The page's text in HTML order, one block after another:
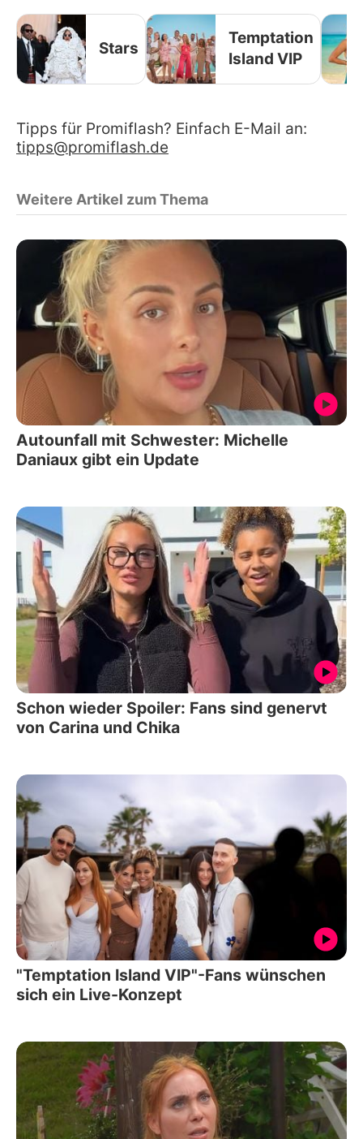
Stars
Temptation
Island VIP
Tipps für Promiflash? Einfach E-Mail an:
tipps@promiflash.de
Weitere Artikel zum Thema
Autounfall mit Schwester: Michelle
Daniaux gibt ein Update
Schon wieder Spoiler: Fans sind genervt
von Carina und Chika
"Temptation Island VIP"-Fans wünschen
sich ein Live-Konzept